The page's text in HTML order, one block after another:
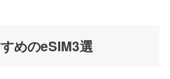
めのeSIM3選